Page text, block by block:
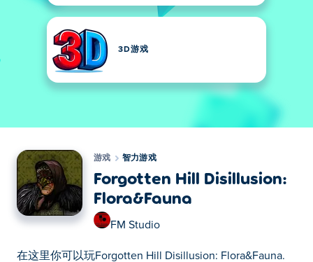
3D游戏
游戏 智力游戏
Forgotten Hill Disillusion:
Flora&Fauna
FM Studio
在这里你可以玩Forgotten Hill Disillusion: Flora&Fauna.